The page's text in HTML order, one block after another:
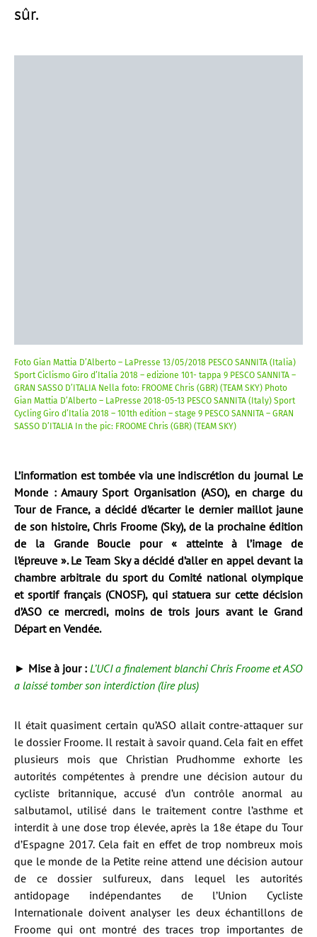
sûr.
Foto Gian Mattia D’Alberto – LaPresse 13/05/2018 PESCO SANNITA (Italia)
Sport Ciclismo Giro d’Italia 2018 – edizione 101- tappa 9 PESCO SANNITA –
GRAN SASSO D’ITALIA Nella foto: FROOME Chris (GBR) (TEAM SKY) Photo
Gian Mattia D’Alberto – LaPresse 2018-05-13 PESCO SANNITA (Italy) Sport
Cycling Giro d’Italia 2018 – 101th edition – stage 9 PESCO SANNITA – GRAN
SASSO D’ITALIA In the pic: FROOME Chris (GBR) (TEAM SKY)
L’information est tombée via une indiscrétion du journal Le
Monde : Amaury Sport Organisation (ASO), en charge du
Tour de France, a décidé d’écarter le dernier maillot jaune
de son histoire, Chris Froome (Sky), de la prochaine édition
de la Grande Boucle pour « atteinte à l’image de
l’épreuve ». Le Team Sky a décidé d’aller en appel devant la
chambre arbitrale du sport du Comité national olympique
et sportif français (CNOSF), qui statuera sur cette décision
d’ASO ce mercredi, moins de trois jours avant le Grand
Départ en Vendée.
► Mise à jour : L’UCI a finalement blanchi Chris Froome et ASO
a laissé tomber son interdiction (lire plus)
Il était quasiment certain qu’ASO allait contre-attaquer sur
le dossier Froome. Il restait à savoir quand. Cela fait en effet
plusieurs mois que Christian Prudhomme exhorte les
autorités compétentes à prendre une décision autour du
cycliste britannique, accusé d’un contrôle anormal au
salbutamol, utilisé dans le traitement contre l’asthme et
interdit à une dose trop élevée, après la 18e étape du Tour
d’Espagne 2017. Cela fait en effet de trop nombreux mois
que le monde de la Petite reine attend une décision autour
de ce dossier sulfureux, dans lequel les autorités
antidopage indépendantes de l’Union Cycliste
Internationale doivent analyser les deux échantillons de
Froome qui ont montré des traces trop importantes de